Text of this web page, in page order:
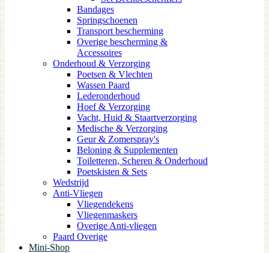
Bandages
Springschoenen
Transport bescherming
Overige bescherming &
Accessoires
Onderhoud & Verzorging
Poetsen & Vlechten
Wassen Paard
Lederonderhoud
Hoef & Verzorging
Vacht, Huid & Staartverzorging
Medische & Verzorging
Geur & Zomerspray's
Beloning & Supplementen
Toiletteren, Scheren & Onderhoud
Poetskisten & Sets
Wedstrijd
Anti-Vliegen
Vliegendekens
Vliegenmaskers
Overige Anti-vliegen
Paard Overige
Mini-Shop